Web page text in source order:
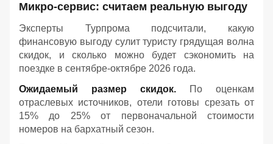
Микро-сервис: считаем реальную выгоду
Эксперты Турпрома подсчитали, какую
финансовую выгоду сулит туристу грядущая волна
скидок, и сколько можно будет сэкономить на
поездке в сентябре-октябре 2026 года.
Ожидаемый размер скидок. По оценкам
отраслевых источников, отели готовы срезать от
15% до 25% от первоначальной стоимости
номеров на бархатный сезон.